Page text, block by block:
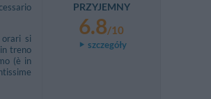
orari si
treno
(è in
PRZYJEMNY
6.8/10
szczegóły